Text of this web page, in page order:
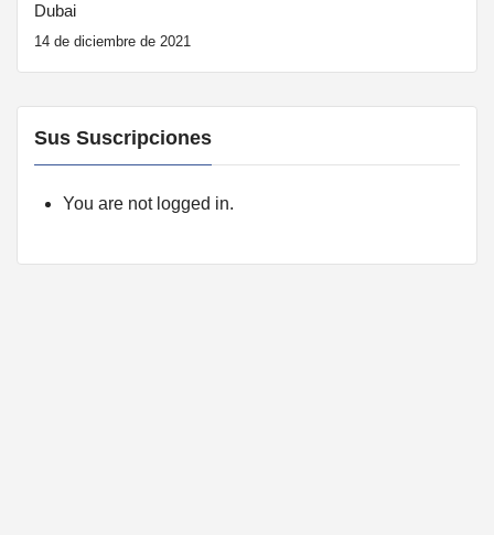
Dubai
14 de diciembre de 2021
Sus Suscripciones
You are not logged in.